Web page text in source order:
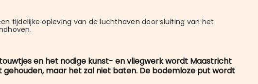
tijdelijke opleving van de luchthaven door sluiting van het
en het nodige kunst- en vliegwerk wordt Maastricht
gehouden, maar het zal niet baten. De bodemloze put wordt